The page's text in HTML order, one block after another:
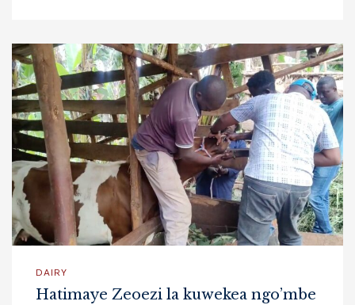
DAIRY
Hatimaye Zeoezi la kuwekea ngo’mbe